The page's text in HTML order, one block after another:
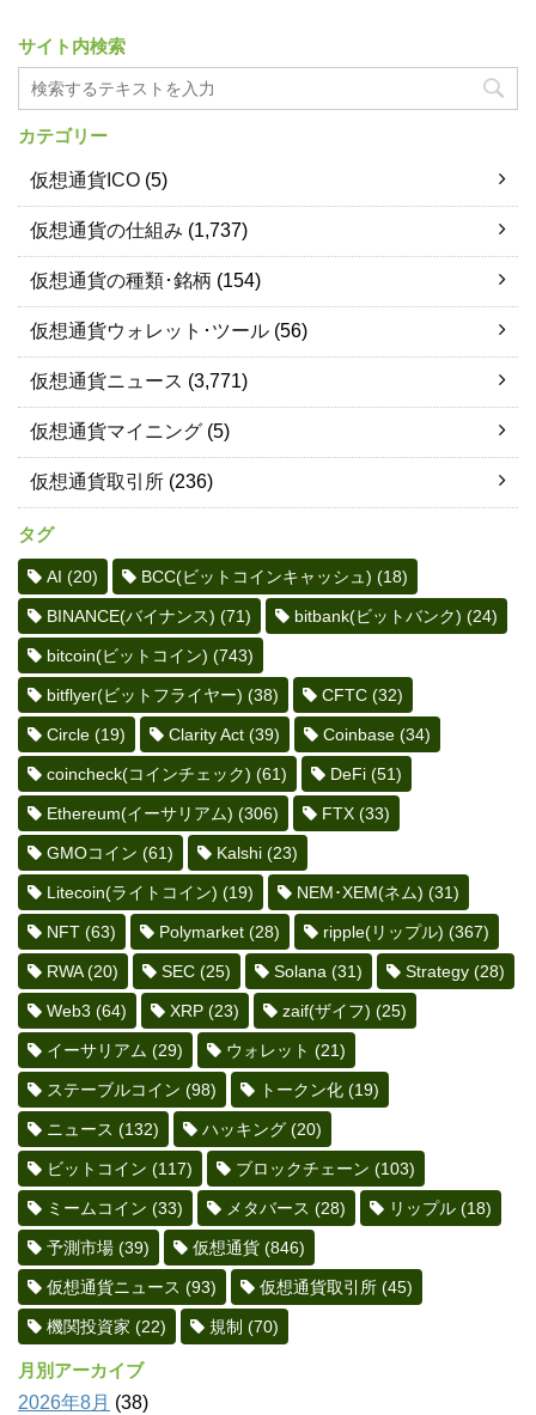
サイト内検索
カテゴリー
仮想通貨ICO (5)
仮想通貨の仕組み (1,737)
仮想通貨の種類･銘柄 (154)
仮想通貨ウォレット･ツール (56)
仮想通貨ニュース (3,771)
仮想通貨マイニング (5)
仮想通貨取引所 (236)
タグ
AI (20) BCC(ビットコインキャッシュ) (18)
BINANCE(バイナンス) (71) bitbank(ビットバンク) (24)
bitcoin(ビットコイン) (743)
bitflyer(ビットフライヤー) (38) CFTC (32)
Circle (19) Clarity Act (39) Coinbase (34)
coincheck(コインチェック) (61) DeFi (51)
Ethereum(イーサリアム) (306) FTX (33)
GMOコイン (61) Kalshi (23)
Litecoin(ライトコイン) (19) NEM･XEM(ネム) (31)
NFT (63) Polymarket (28) ripple(リップル) (367)
RWA(20) SEC (25) Solana (31) Strategy (28)
Web3 (64) XRP (23) zaif(ザイフ) (25)
イーサリアム (29) ウォレット (21)
ステーブルコイン (98) トークン化 (19)
ニュース (132) ハッキング (20)
ビットコイン (117) ブロックチェーン (103)
ミームコイン (33) メタバース (28) リップル (18)
予測市場 (39) 仮想通貨 (846)
仮想通貨ニュース (93) 仮想通貨取引所 (45)
機関投資家 (22) 規制 (70)
月別アーカイブ
2026年8月 (38)